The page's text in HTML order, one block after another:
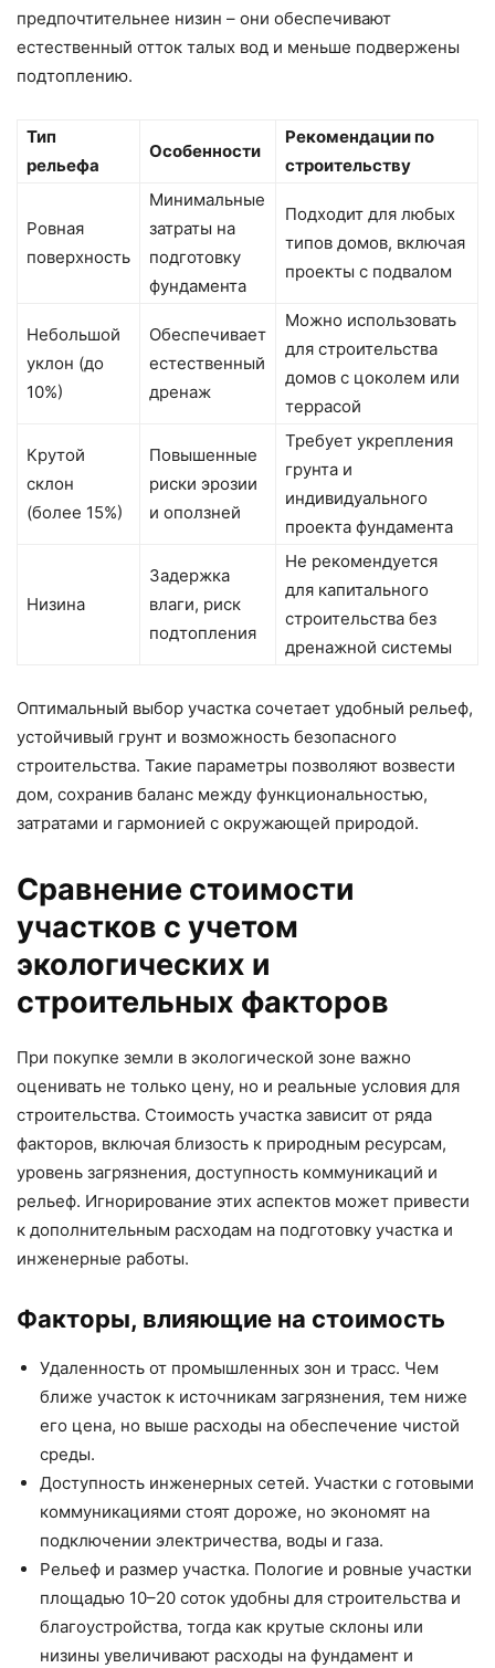
предпочтительнее низин – они обеспечивают
естественный отток талых вод и меньше подвержены
подтоплению.
Тип
рельефа
Особенности
Рекомендации по
строительству
Ровная
поверхность
Минимальные
затраты на
подготовку
фундамента
Подходит для любых
типов домов, включая
проекты с подвалом
Небольшой
уклон (до
10%)
Обеспечивает
естественный
дренаж
Можно использовать
для строительства
домов с цоколем или
террасой
Крутой
склон
(более 15%)
Повышенные
риски эрозии
и оползней
Требует укрепления
грунта и
индивидуального
проекта фундамента
Низина
Задержка
влаги, риск
подтопления
Не рекомендуется
для капитального
строительства без
дренажной системы
Оптимальный выбор участка сочетает удобный рельеф,
устойчивый грунт и возможность безопасного
строительства. Такие параметры позволяют возвести
дом, сохранив баланс между функциональностью,
затратами и гармонией с окружающей природой.
Сравнение стоимости
участков с учетом
экологических и
строительных факторов
При покупке земли в экологической зоне важно
оценивать не только цену, но и реальные условия для
строительства. Стоимость участка зависит от ряда
факторов, включая близость к природным ресурсам,
уровень загрязнения, доступность коммуникаций и
рельеф. Игнорирование этих аспектов может привести
к дополнительным расходам на подготовку участка и
инженерные работы.
Факторы, влияющие на стоимость
Удаленность от промышленных зон и трасс. Чем
ближе участок к источникам загрязнения, тем ниже
его цена, но выше расходы на обеспечение чистой
среды.
Доступность инженерных сетей. Участки с готовыми
коммуникациями стоят дороже, но экономят на
подключении электричества, воды и газа.
Рельеф и размер участка. Пологие и ровные участки
площадью 10–20 соток удобны для строительства и
благоустройства, тогда как крутые склоны или
низины увеличивают расходы на фундамент и